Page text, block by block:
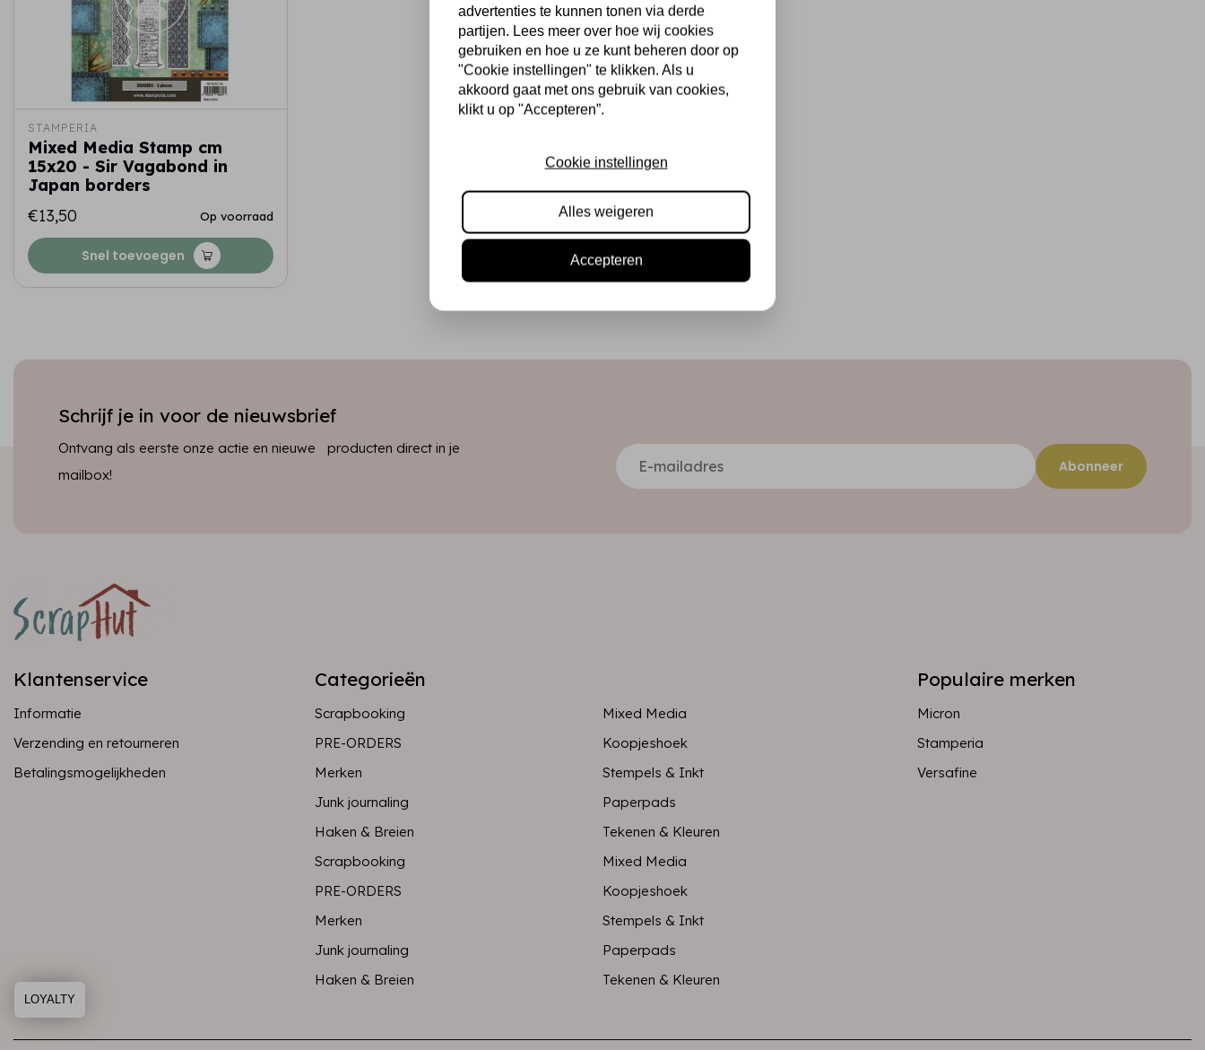
STAMPERIA
Mixed Media Stamp cm
15x20 - Sir Vagabond in
Japan borders
€13,50
Op voorraad
Snel toevoegen
Schrijf je in voor de nieuwsbrief
Ontvang als eerste onze actie en nieuwe producten direct in je
mailbox!
Abonneer
Klantenservice
Informatie
Verzending en retourneren
Betalingsmogelijkheden
Categorieën
Scrapbooking
Mixed Media
PRE-ORDERS
Koopjeshoek
Merken
Stempels & Inkt
Junk journaling
Paperpads
Haken & Breien
Tekenen & Kleuren
Scrapbooking
Mixed Media
PRE-ORDERS
Koopjeshoek
Merken
Stempels & Inkt
Junk journaling
Paperpads
Haken & Breien
Tekenen & Kleuren
Populaire merken
Micron
Stamperia
Versafine
advertenties te kunnen tonen via derde
partijen. Lees meer over hoe wij cookies
gebruiken en hoe u ze kunt beheren door op
"Cookie instellingen" te klikken. Als u
akkoord gaat met ons gebruik van cookies,
klikt u op "Accepteren”.
Cookie instellingen
Alles weigeren
Accepteren
LOYALTY